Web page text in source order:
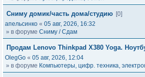
Сниму домик/часть дома/студию [0]
апельсинко « 05 авг, 2026, 16:32
» в форуме Сниму / Сдам
Продам Lenovo Thinkpad X380 Yoga.
OlegGo « 05 авг, 2026, 12:04
» в форуме Компьютеры, цифр. техника,